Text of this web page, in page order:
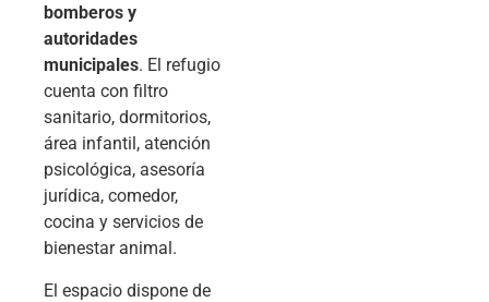
bomberos y
autoridades
municipales. El refugio
cuenta con filtro
sanitario, dormitorios,
área infantil, atención
psicológica, asesoría
jurídica, comedor,
cocina y servicios de
bienestar animal.
El espacio dispone de